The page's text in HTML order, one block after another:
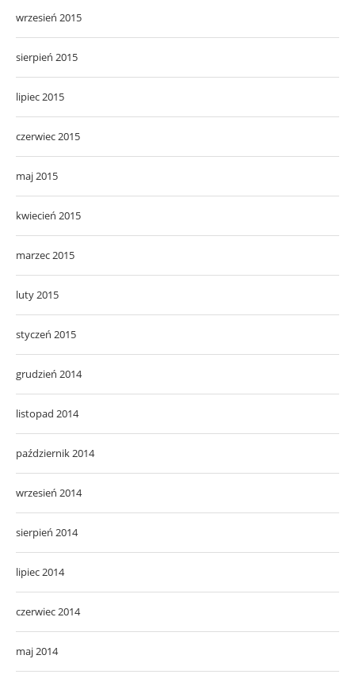
wrzesień 2015
sierpień 2015
lipiec 2015
czerwiec 2015
maj 2015
kwiecień 2015
marzec 2015
luty 2015
styczeń 2015
grudzień 2014
listopad 2014
październik 2014
wrzesień 2014
sierpień 2014
lipiec 2014
czerwiec 2014
maj 2014